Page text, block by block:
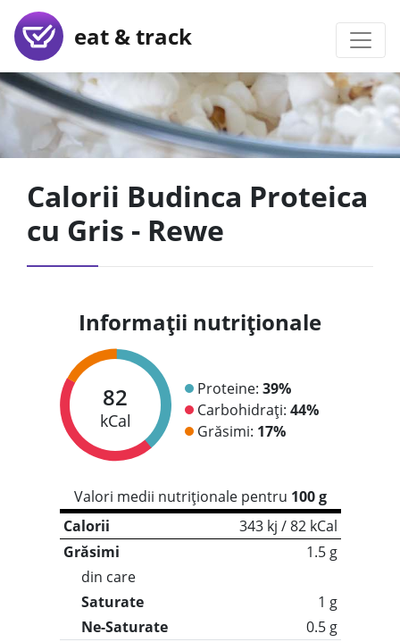
eat & track
Calorii Budinca Proteica
cu Gris - Rewe
Informații nutriționale
82
kCal
Proteine: 39%
Carbohidrați: 44%
Grăsimi: 17%
Valori medii nutriționale pentru 100 g
Calorii
343 kj / 82 kCal
Grăsimi
1.5 g
din care
Saturate
1 g
Ne-Saturate
0.5 g